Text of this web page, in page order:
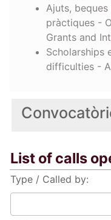
List of calls
Type / Called by:
Ajuts,
pràctiques -
Grants and
Scholarships
difficulties -